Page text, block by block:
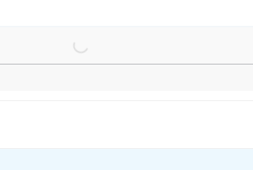
Loading...